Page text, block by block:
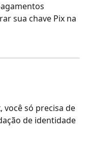
sua chave Pix na
você só precisa de
de identidade